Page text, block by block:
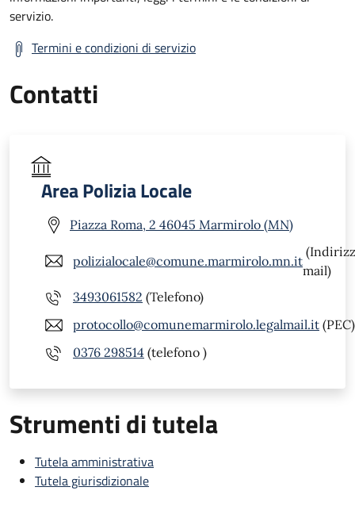
servizio.
Termini e condizioni di servizio
Contatti
Area Polizia Locale
Piazza Roma, 2 46045 Marmirolo (MN)
polizialocale@comune.marmirolo.mn.it
mail)
3493061582 (Telefono)
protocollo@comunemarmirolo.legalmail.it (PEC)
0376 298514 (telefono )
Strumenti di tutela
Tutela amministrativa
Tutela giurisdizionale